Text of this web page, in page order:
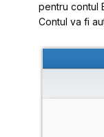
pentru contul
Contul va fi